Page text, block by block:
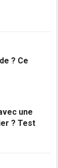
? Ce
une
? Test